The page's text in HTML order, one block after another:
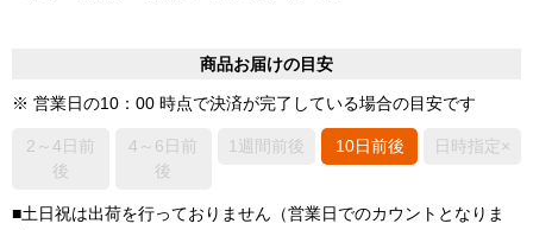
商品お届けの目安
※ 営業日の10：00 時点で決済が完了している場合の目安です
2～4日前
後
4～6日前
後
1週間前後 10日前後 日時指定×
■土日祝は出荷を行っておりません（営業日でのカウントとなりま